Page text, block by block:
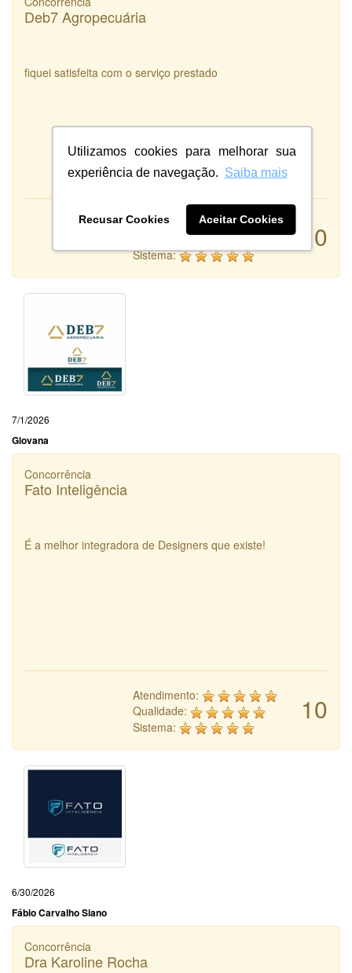
Utilizamos cookies para melhorar sua
experiência de navegação. Saiba mais
Recusar Cookies Aceitar Cookies
Deb7 Agropecuária
fiquei satisfeita com o serviço prestado
10
Atendimento:
Qualidade:
Sistema:
7/1/2026
Giovana
Concorrência
Fato Inteligência
É a melhor integradora de Designers que existe!
10
Atendimento:
Qualidade:
Sistema:
6/30/2026
Fábio Carvalho Siano
Concorrência
Dra Karoline Rocha